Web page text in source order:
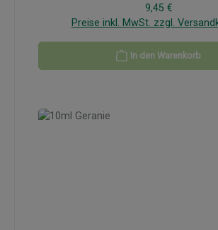
Regulärer Preis:
9,45 €
Preise inkl. MwSt. zzgl.
In den Warenkorb